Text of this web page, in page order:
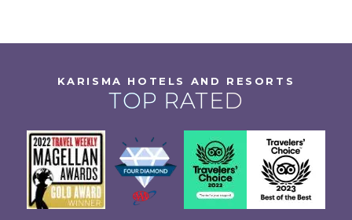
KARISMA HOTELS AND RESORTS
TOP RATED